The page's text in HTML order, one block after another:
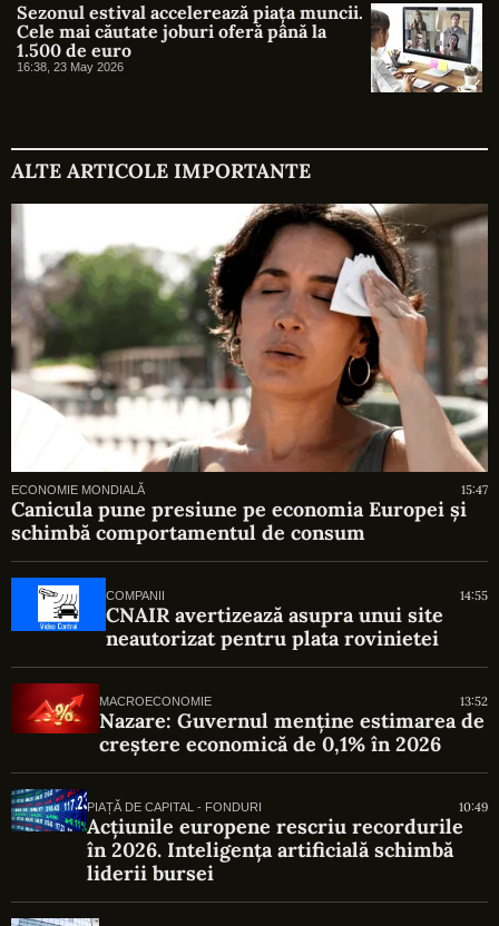
Sezonul estival accelerează piața muncii.
Cele mai căutate joburi oferă până la
1.500 de euro
16:38, 23 May 2026
ALTE ARTICOLE IMPORTANTE
ECONOMIE MONDIALĂ 15:47
Canicula pune presiune pe economia Europei și
schimbă comportamentul de consum
COMPANII 14:55
CNAIR avertizează asupra unui site
neautorizat pentru plata rovinietei
MACROECONOMIE 13:52
Nazare: Guvernul menține estimarea de
creștere economică de 0,1% în 2026
PIAȚĂ DE CAPITAL - FONDURI 10:49
Acțiunile europene rescriu recordurile
în 2026. Inteligența artificială schimbă
liderii bursei